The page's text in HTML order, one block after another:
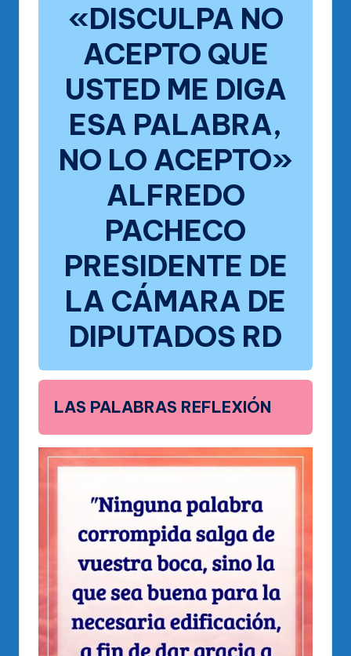
«DISCULPA NO
ACEPTO QUE
USTED ME DIGA
ESA PALABRA,
NO LO ACEPTO»
ALFREDO
PACHECO
PRESIDENTE DE
LA CÁMARA DE
DIPUTADOS RD
LAS PALABRAS REFLEXIÓN